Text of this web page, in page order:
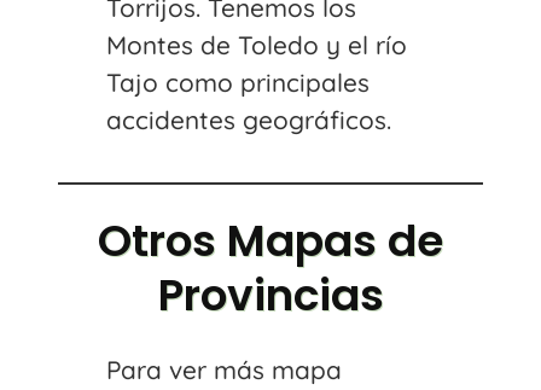
Torrijos. Tenemos los
Montes de Toledo y el río
Tajo como principales
accidentes geográficos.
Otros Mapas de
Provincias
Para ver más mapa